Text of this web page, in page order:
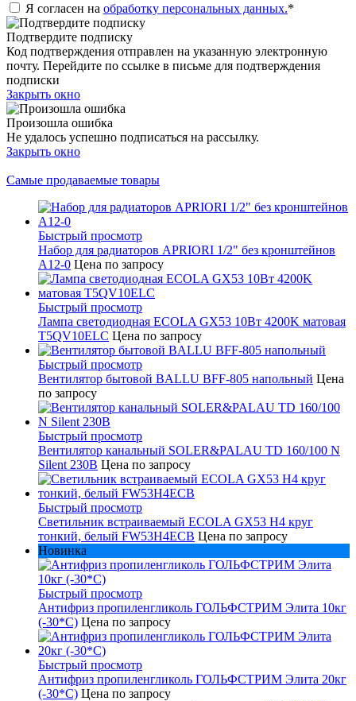
Я согласен на обработку персональных данных.*
Подтвердите подписку
Код подтверждения отправлен на указанную электронную
почту. Перейдите по ссылке в письме для подтверждения
подписки
Закрыть окно
Произошла ошибка
Не удалось успешно подписаться на рассылку.
Закрыть окно
Самые продаваемые товары
Быстрый просмотр
Набор для радиаторов APRIORI 1/2" без кронштейнов
A12-0 Цена по запросу
Быстрый просмотр
Лампа светодиодная ECOLA GX53 10Вт 4200K матовая
T5QV10ELC Цена по запросу
Быстрый просмотр
Вентилятор бытовой BALLU BFF-805 напольный Цена
по запросу
Быстрый просмотр
Вентилятор канальный SOLER&PALAU TD 160/100 N
Silent 230В Цена по запросу
Быстрый просмотр
Светильник встраиваемый ECOLA GX53 H4 круг
тонкий, белый FW53H4ECB Цена по запросу
Новинка
Быстрый просмотр
Антифриз пропиленгликоль ГОЛЬФСТРИМ Элита 10кг
(-30*С) Цена по запросу
Быстрый просмотр
Антифриз пропиленгликоль ГОЛЬФСТРИМ Элита 20кг
(-30*С) Цена по запросу